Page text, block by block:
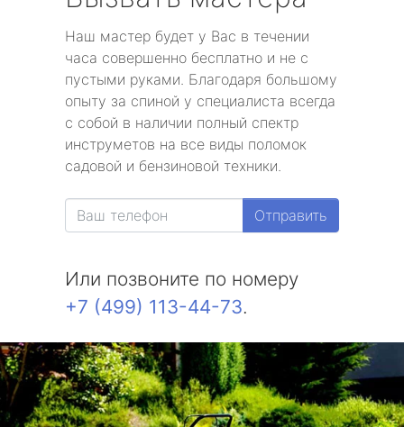
Наш мастер будет у Вас в течении
часа совершенно бесплатно и не с
пустыми руками. Благодаря большому
опыту за спиной у специалиста всегда
с собой в наличии полный спектр
инструметов на все виды поломок
садовой и бензиновой техники.
Отправить
Или позвоните по номеру
+7 (499) 113-44-73.